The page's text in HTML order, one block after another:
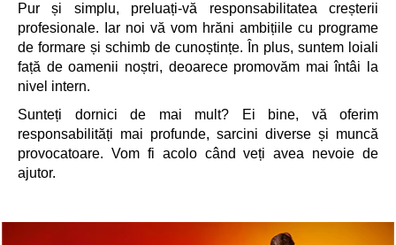
Pur și simplu, preluați-vă responsabilitatea creșterii
profesionale. Iar noi vă vom hrăni ambițiile cu programe
de formare și schimb de cunoștințe. În plus, suntem loiali
față de oamenii noștri, deoarece promovăm mai întâi la
nivel intern.
Sunteți dornici de mai mult? Ei bine, vă oferim
responsabilități mai profunde, sarcini diverse și muncă
provocatoare. Vom fi acolo când veți avea nevoie de
ajutor.